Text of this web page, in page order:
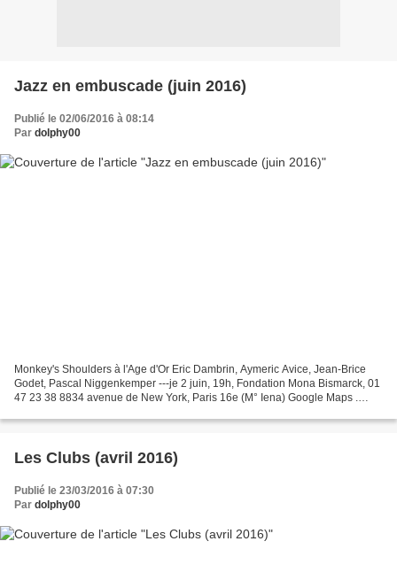
Jazz en embuscade (juin 2016)
Publié le 02/06/2016 à 08:14
Par dolphy00
Monkey's Shoulders à l'Age d'Or Eric Dambrin, Aymeric Avice, Jean-Brice
Godet, Pascal Niggenkemper ---je 2 juin, 19h, Fondation Mona Bismarck, 01
47 23 38 8834 avenue de New York, Paris 16e (M° Iena) Google Maps .
Les Clubs (avril 2016)
Publié le 23/03/2016 à 07:30
Par dolphy00